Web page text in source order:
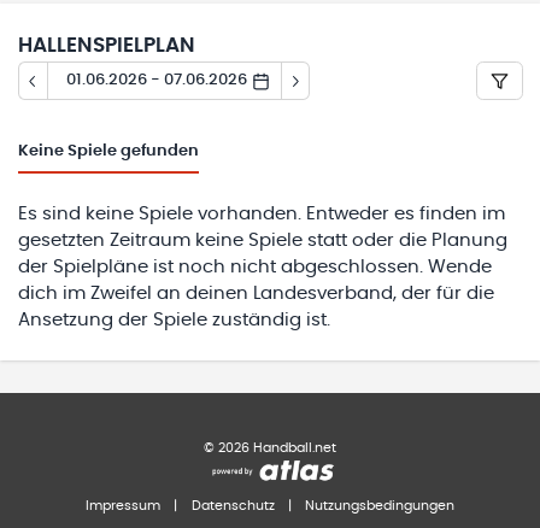
HALLENSPIELPLAN
01.06.2026 - 07.06.2026
Keine Spiele gefunden
Es sind keine Spiele vorhanden. Entweder es finden im
gesetzten Zeitraum keine Spiele statt oder die Planung
der Spielpläne ist noch nicht abgeschlossen. Wende
dich im Zweifel an deinen Landesverband, der für die
Ansetzung der Spiele zuständig ist.
© 2026 Handball.net
Impressum Datenschutz Nutzungsbedingungen